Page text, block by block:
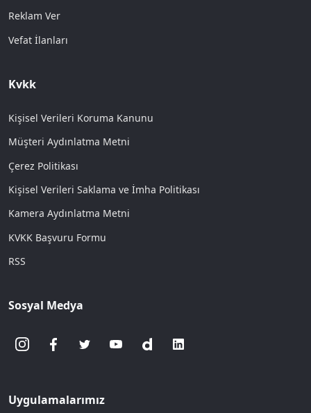
Reklam Ver
Vefat İlanları
Kvkk
Kişisel Verileri Koruma Kanunu
Müşteri Aydınlatma Metni
Çerez Politikası
Kişisel Verileri Saklama ve İmha Politikası
Kamera Aydınlatma Metni
KVKK Başvuru Formu
RSS
Sosyal Medya
Uygulamalarımız